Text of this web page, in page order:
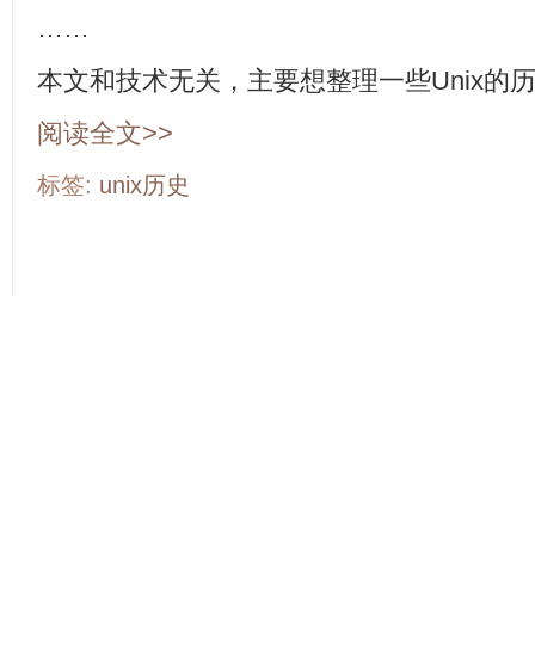
……
本文和技术无关，主要想整理一些Unix的
阅读全文>>
标签: unix历史